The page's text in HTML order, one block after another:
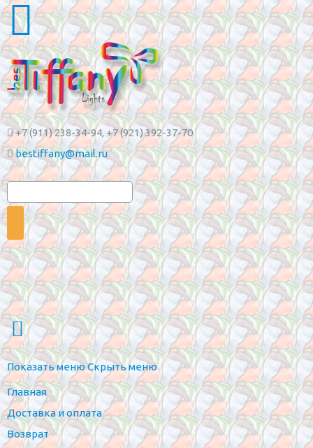
+7 (911) 238-34-94, +7 (921) 392-37-70
bestiffany@mail.ru
Показать менюСкрыть меню
Главная
Доставка и оплата
Возврат